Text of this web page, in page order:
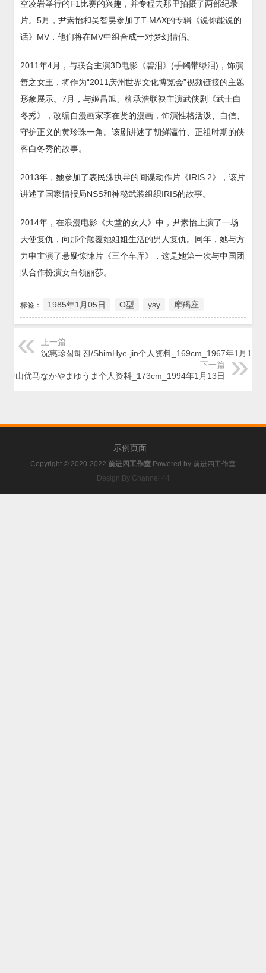
空凌岩举行的F1比赛的兴趣，并专程去那里拍摄了两部纪录
片。5月，尹素怡和吴智昊参加了T-MAX的专辑《说你能说的
话》MV，他们将在MV中组合成一对梦幻情侣。
2011年4月，与联合主演3D电影《碧泪》(手镯带绿泪)，饰演
善之女王，将作为“2011庆州世界文化博览会”视频链接的主题
形象展示。7月，与姬昌旭、柳承浩联袂主演武侠剧《武士白
冬秀》，改编自漫画家李在贤的漫画，饰演性格活泼、自信、
守护正义的黄珍珠一角。该剧讲述了朝鲜瀛竹、正祖时期的侠
客白冬秀的故事。
2013年，她参加了表民洙执导的间谍动作片《IRIS 2》，该片
讲述了国家情报局NSS和神秘武装组织IRIS的故事。
2014年，在浪漫电影《天堂的女人》中，尹素怡上演了一场
天使复仇，向那个颠覆她姐姐生活的男人复仇。同年，她与方
力申主演了悬疑惊悚片《三个车库》，这是她第一次与中国团
队合作扮演女白领丽莎。
标签： 1985年1月05日 O型 ysy 摩羯座
上一篇
沈惠珍심혜진/ShimHye-jin个人资料_169cm_1967年1月16日
下一篇
中山优马なかやまゆうま个人资料_173cm_1994年1月13日
示例页面
Copyright © 2020-2022 前进四工作室 Powered by 前进四工作室
Design By Channel 44